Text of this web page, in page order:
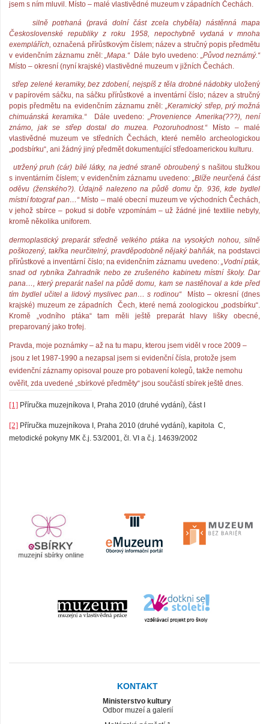
jsem s ním mluvil. Místo – malé vlastivědné muzeum v západních Čechách.
potrhaná (pravá dolní část zcela chyběla) nástěnná mapa
Československé republiky z roku 1958, nepochybně vydaná v mnoha
exemplářích,označená přírůstkovým číslem; název a stručný popis předmětu
v evidenčním záznamu zněl: „Mapa.“ Dále bylo uvedeno: „Původ neznámý.“
Místo – okresní (nyní krajské) vlastivědné muzeum v jižních Čechách.
střep zelené keramiky, bez zdobení, nejspíš z těla drobné nádobkyuložený
v papírovém sáčku, na sáčku přírůstkové a inventární číslo; název a stručný
popis předmětu na evidenčním záznamu zněl:„Keramický střep, prý možná
chimuánská keramika.“
Dále uvedeno:„Provenience Amerika(???), není
známo, jak se střep dostal do muzea. Pozoruhodnost.“
Místo – malé
vlastivědné muzeum ve středních Čechách, které nemělo archeologickou
„podsbírku“, ani žádný jiný předmět dokumentující středoamerickou kulturu.
utržený pruh (cár) bílé látky, na jedné straně obroubenýs našitou stužkou
s inventárním číslem; v evidenčním záznamu uvedeno:„Blíže neurčená část
oděvu (ženského?). Údajně nalezeno na půdě domu čp. 936, kde bydlel
místní fotograf pan…“ Místo – malé obecní muzeum ve východních Čechách,
v jehož sbírce – pokud si dobře vzpomínám – už žádné jiné textilie nebyly,
kromě několika uniforem.
dermoplastický preparát středně velkého ptáka na vysokých nohou, silně
poškozený, takřka neurčitelný, pravděpodobně nějaký bahňák, na podstavci
přírůstkové a inventární číslo; na evidenčním záznamu uvedeno: „Vodní pták,
snad od rybníka Zahradník nebo ze zrušeného kabinetu místní školy. Dar
pana…, který preparát našel na půdě domu, kam se nastěhoval a kde před
tím bydlel učitel a lidový myslivec pan… s rodinou“
Místo – okresní (dnes
krajské) muzeum ze západních
Čech, které nemá zoologickou „podsbírku“.
Kromě „vodního ptáka“ tam měli ještě preparát hlavy lišky obecné,
preparovaný jako trofej.
Pravda, moje poznámky – až na tu mapu, kterou jsem viděl v roce 2009 –
jsou z let 1987-1990 a nezapsal jsem si evidenční čísla, protože jsem
evidenční záznamy opisoval pouze pro pobavení kolegů, takže nemohu
ověřit, zda uvedené „sbírkové předměty“ jsou součástí sbírek ještě dnes.
[1] Příručka muzejníkova I, Praha 2010 (druhé vydání), část I
[2] Příručka muzejníkova I, Praha 2010 (druhé vydání), kapitola C,
metodické pokyny MK č.j. 53/2001, čl. VI a č.j. 14639/2002
KONTAKT
Ministerstvo kultury
Odbor muzeí a galerií